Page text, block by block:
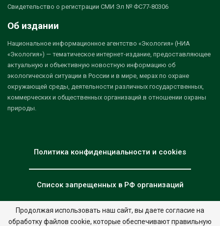
Свидетельство о регистрации СМИ Эл № ФС77-80306
Об издании
Национальное информационное агентство «Экология» (НИА
«Экология») — тематическое интернет-издание, предоставляющее
актуальную и объективную новостную информацию об
экологической ситуации в России и в мире, мерах по охране
окружающей среды, деятельности различных государственных,
коммерческих и общественных организаций в отношении охраны
природы.
Политика конфиденциальности и cookies
Список запрещенных в РФ организаций
© 2026 - НИА "Экология". Все права защищены. Дизайн:nia.eco
Продолжая использовать наш сайт, вы даете согласие на
обработку файлов cookie, которые обеспечивают правильную